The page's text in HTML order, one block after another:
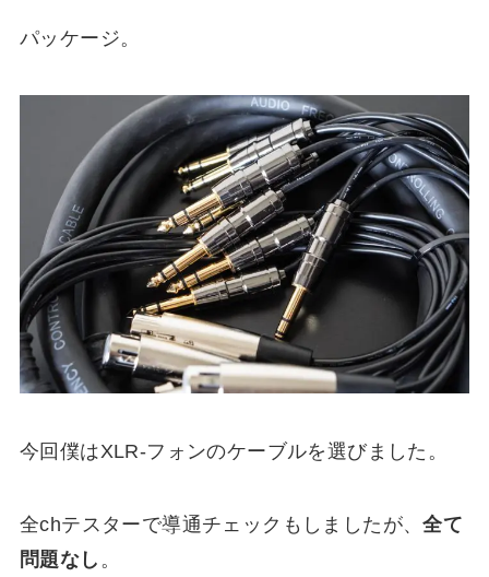
パッケージ。
今回僕はXLR-フォンのケーブルを選びました。
全chテスターで導通チェックもしましたが、全て
問題なし 。